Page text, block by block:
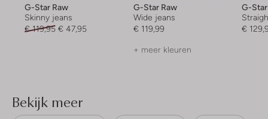
G-Star Raw
Skinny jeans
€ 119,95 € 47,95
G-Star Raw
Wide jeans
€ 119,99
+ meer kleuren
G-
€
Bekijk meer